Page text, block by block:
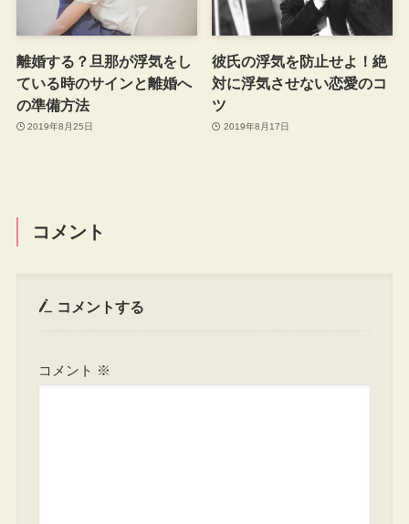
離婚する？旦那が浮気をし
ている時のサインと離婚へ
の準備方法
2019年8月25日
彼氏の浮気を防止せよ！絶
対に浮気させない恋愛のコ
ツ
2019年8月17日
コメント
コメントする
コメント ※